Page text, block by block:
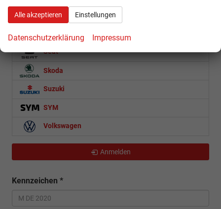
Opel
Royal Enfield
Seat
Skoda
Suzuki
SYM
Volkswagen
Anmelden
Kennzeichen *
Alle akzeptieren Einstellungen
Datenschutzerklärung Impressum